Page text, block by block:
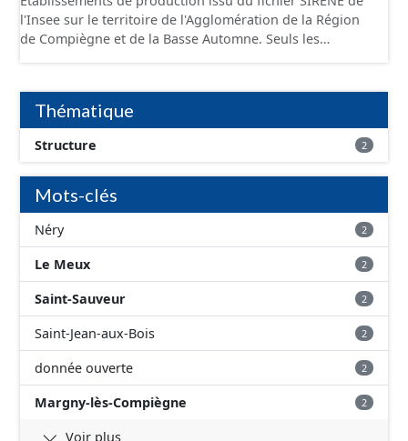
l'Insee sur le territoire de l'Agglomération de la Région
de Compiègne et de la Basse Automne. Seuls les
et structurés conformément aux prescriptions du
standard CNIG Sites Economiques. Ce lot ne contient pas
la référence aux terrains à vocation économique à ce
jour. Il est filtré au-delà des prescriptions du CNIG se
limitant aux SCI.
Thématique
Structure 2
Mots-clés
Néry 2
Le Meux 2
Saint-Sauveur 2
Saint-Jean-aux-Bois 2
donnée ouverte 2
Margny-lès-Compiègne 2
Voir plus